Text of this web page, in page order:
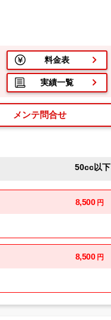
料金表
実績一覧
メンテ問合せ
50cc以下
8,500 円
8,500 円